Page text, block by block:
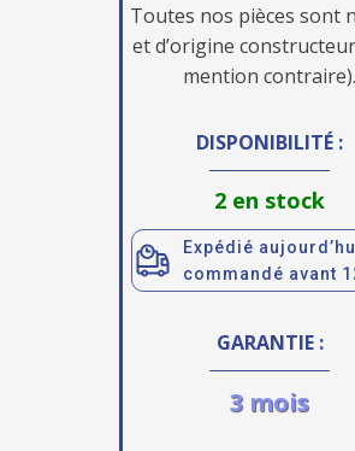
Toutes nos pièces sont
et d’origine
mention contraire).
DISPONIBILITÉ :
2 en stock
Expédié
commandé avant
GARANTIE :
3 mois